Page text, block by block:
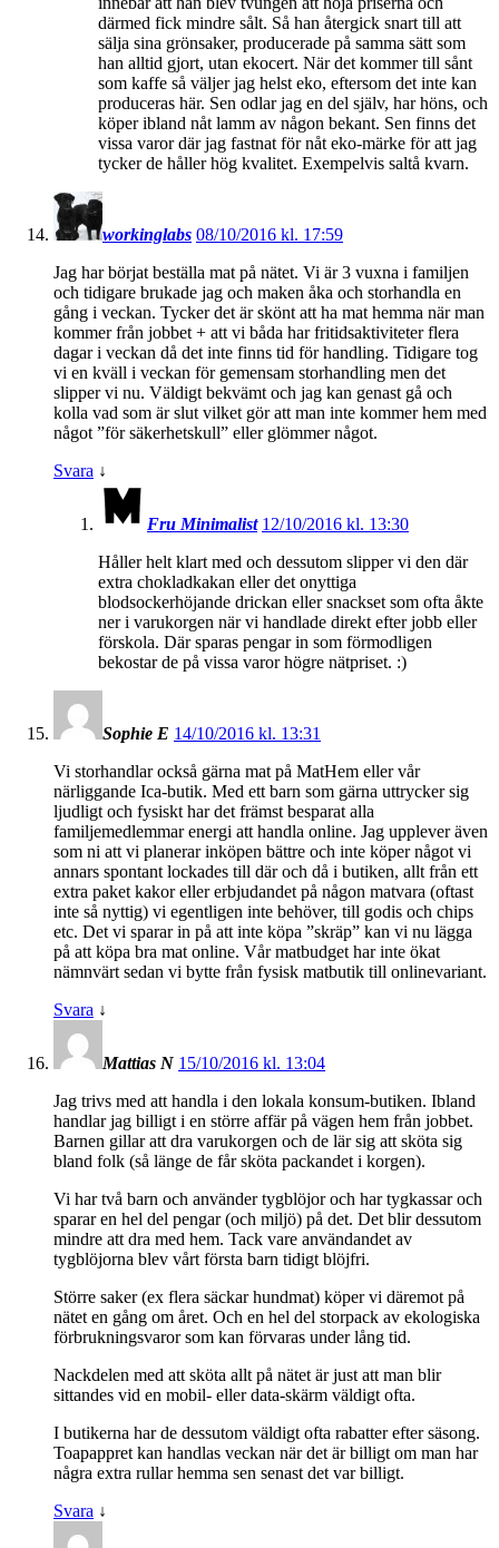
därmed fick mindre sålt. Så han återgick snart till att
sälja sina grönsaker, producerade på samma sätt som
han alltid gjort, utan ekocert. När det kommer till sånt
som kaffe så väljer jag helst eko, eftersom det inte kan
produceras här. Sen odlar jag en del själv, har höns, och
köper ibland nåt lamm av någon bekant. Sen finns det
vissa varor där jag fastnat för nåt eko-märke för att jag
tycker de håller hög kvalitet. Exempelvis saltå kvarn.
workinglabs 08/10/2016 kl. 17:59
Jag har börjat beställa mat på nätet. Vi är 3 vuxna i familjen
och tidigare brukade jag och maken åka och storhandla en
gång i veckan. Tycker det är skönt att ha mat hemma när man
kommer från jobbet + att vi båda har fritidsaktiviteter flera
dagar i veckan då det inte finns tid för handling. Tidigare tog
vi en kväll i veckan för gemensam storhandling men det
slipper vi nu. Väldigt bekvämt och jag kan genast gå och
kolla vad som är slut vilket gör att man inte kommer hem med
något ”för säkerhetskull” eller glömmer något.
Svara ↓
Fru Minimalist 12/10/2016 kl. 13:30
Håller helt klart med och dessutom slipper vi den där
extra chokladkakan eller det onyttiga
blodsockerhöjande drickan eller snackset som ofta åkte
ner i varukorgen när vi handlade direkt efter jobb eller
förskola. Där sparas pengar in som förmodligen
bekostar de på vissa varor högre nätpriset. :)
Sophie E 14/10/2016 kl. 13:31
Vi storhandlar också gärna mat på MatHem eller vår
närliggande Ica-butik. Med ett barn som gärna uttrycker sig
ljudligt och fysiskt har det främst besparat alla
familjemedlemmar energi att handla online. Jag upplever även
som ni att vi planerar inköpen bättre och inte köper något vi
annars spontant lockades till där och då i butiken, allt från ett
extra paket kakor eller erbjudandet på någon matvara (oftast
inte så nyttig) vi egentligen inte behöver, till godis och chips
etc. Det vi sparar in på att inte köpa ”skräp” kan vi nu lägga
på att köpa bra mat online. Vår matbudget har inte ökat
nämnvärt sedan vi bytte från fysisk matbutik till onlinevariant.
Svara ↓
Mattias N 15/10/2016 kl. 13:04
Jag trivs med att handla i den lokala konsum-butiken. Ibland
handlar jag billigt i en större affär på vägen hem från jobbet.
Barnen gillar att dra varukorgen och de lär sig att sköta sig
bland folk (så länge de får sköta packandet i korgen).
Vi har två barn och använder tygblöjor och har tygkassar och
sparar en hel del pengar (och miljö) på det. Det blir dessutom
mindre att dra med hem. Tack vare användandet av
tygblöjorna blev vårt första barn tidigt blöjfri.
Större saker (ex flera säckar hundmat) köper vi däremot på
nätet en gång om året. Och en hel del storpack av ekologiska
förbrukningsvaror som kan förvaras under lång tid.
Nackdelen med att sköta allt på nätet är just att man blir
sittandes vid en mobil- eller data-skärm väldigt ofta.
I butikerna har de dessutom väldigt ofta rabatter efter säsong.
Toapappret kan handlas veckan när det är billigt om man har
några extra rullar hemma sen senast det var billigt.
Svara ↓